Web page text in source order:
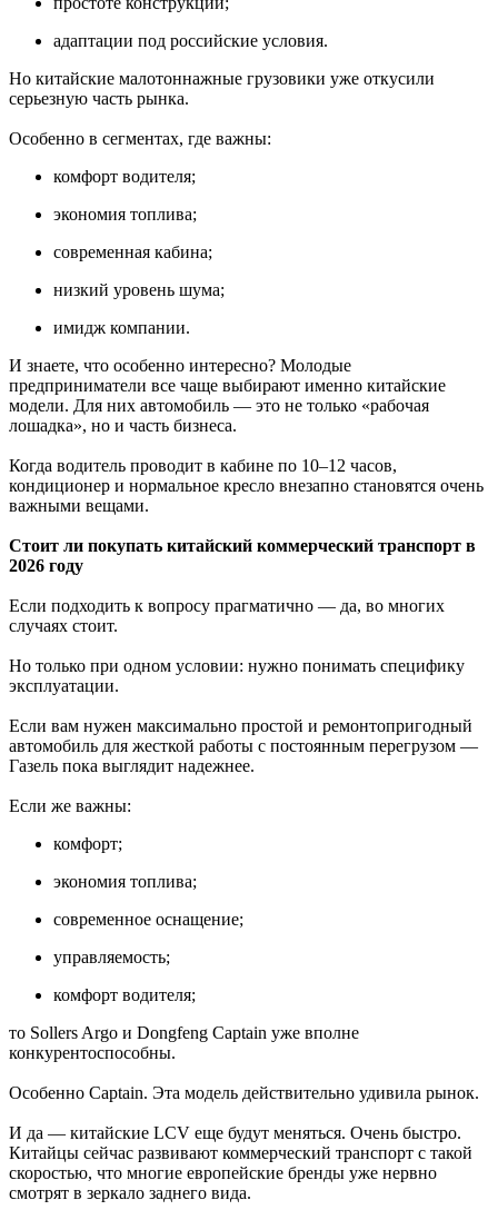
адаптации под российские условия.
Но китайские малотоннажные грузовики уже откусили
серьезную часть рынка.
Особенно в сегментах, где важны:
комфорт водителя;
экономия топлива;
современная кабина;
низкий уровень шума;
имидж компании.
И знаете, что особенно интересно? Молодые
предприниматели все чаще выбирают именно китайские
модели. Для них автомобиль — это не только «рабочая
лошадка», но и часть бизнеса.
Когда водитель проводит в кабине по 10–12 часов,
кондиционер и нормальное кресло внезапно становятся очень
важными вещами.
Стоит ли покупать китайский коммерческий транспорт в
2026 году
Если подходить к вопросу прагматично — да, во многих
случаях стоит.
Но только при одном условии: нужно понимать специфику
эксплуатации.
Если вам нужен максимально простой и ремонтопригодный
автомобиль для жесткой работы с постоянным перегрузом —
Газель пока выглядит надежнее.
Если же важны:
комфорт;
экономия топлива;
современное оснащение;
управляемость;
комфорт водителя;
то Sollers Argo и Dongfeng Captain уже вполне
конкурентоспособны.
Особенно Captain. Эта модель действительно удивила рынок.
И да — китайские LCV еще будут меняться. Очень быстро.
Китайцы сейчас развивают коммерческий транспорт с такой
скоростью, что многие европейские бренды уже нервно
смотрят в зеркало заднего вида.